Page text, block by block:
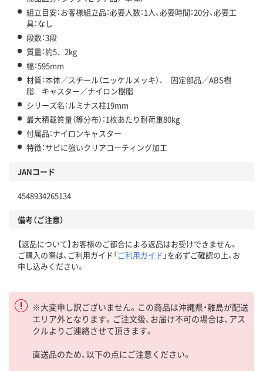
組立目安：お客様組立品：必要人数：1人、必要時間：20分、必要工
具：なし
段数：3段
質量：約5．2kg
幅：595mm
材質：本体／スチール（ニッケルメッキ）、 固定部品／ABS樹
脂 キャスター／ナイロン樹脂
シリーズ名：ルミナス柱19mm
最大積載質量（等分布）：1枚あたり耐荷重80kg
付属品：ナイロンキャスター
特徴：サビに強いクリアコーティング加工
JANコード
4548934265134
備考（ご注意）
【返品について】お客様のご都合による返品はお受けできません。
ご購入の際は、ご利用ガイド「ご利用ガイド 」を必ずご確認の上、お
申し込みください。
※大変申し訳ございません。この商品は沖縄県・離島が配送
エリア外となります。ご注文後、お届け不可の場合は、アス
クルよりご連絡させて頂きます。
直送品のため、以下の点にご注意ください。